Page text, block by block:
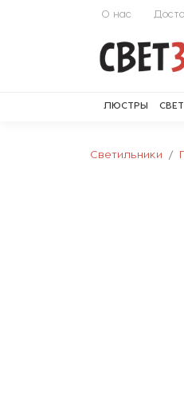
О нас
ЛЮСТРЫ
Светильники